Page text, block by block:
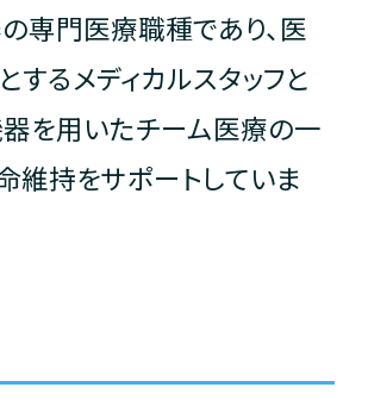
専門医療職種であり、医
するメディカルスタッフと
を用いたチーム医療の一
維持をサポートしていま
さまへ
いて